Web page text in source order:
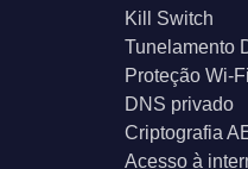
Kill Switch
Tunelamento
Proteção Wi-Fi
DNS privado
Criptografia
Acesso à